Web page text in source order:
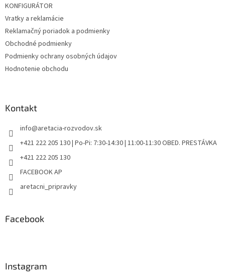
i
KONFIGURÁTOR
Vratky a reklamácie
Reklamačný poriadok a podmienky
Obchodné podmienky
Podmienky ochrany osobných údajov
Hodnotenie obchodu
Kontakt
info@aretacia-rozvodov.sk
+421 222 205 130 | Po-Pi: 7:30-14:30 | 11:00-11:30 OBED. PRESTÁVKA
+421 222 205 130
FACEBOOK AP
aretacni_pripravky
Facebook
Instagram